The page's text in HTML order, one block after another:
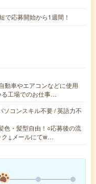
応募開始から1週間！
動車やエアコンなどに使用
る工場でのお仕事…
ソコンスキル不要 / 英語力不
色・髪型自由！○応募後の流
ク↓メールにてw…